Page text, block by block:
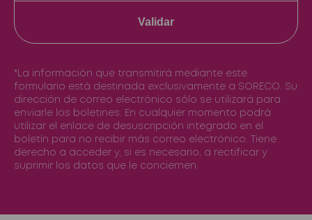
Validar
*La información que transmitirá mediante este
formulario está destinada exclusivamente a SORECO. Su
dirección de correo electrónico sólo se utilizará para
enviarle los boletines. En cualquier momento podrá
utilizar el enlace de desuscripción integrado en el
boletín para no recibir más correo electrónico. Tiene
derecho a acceder y, si es necesario, a rectificar y
suprimir los datos que le conciernen.